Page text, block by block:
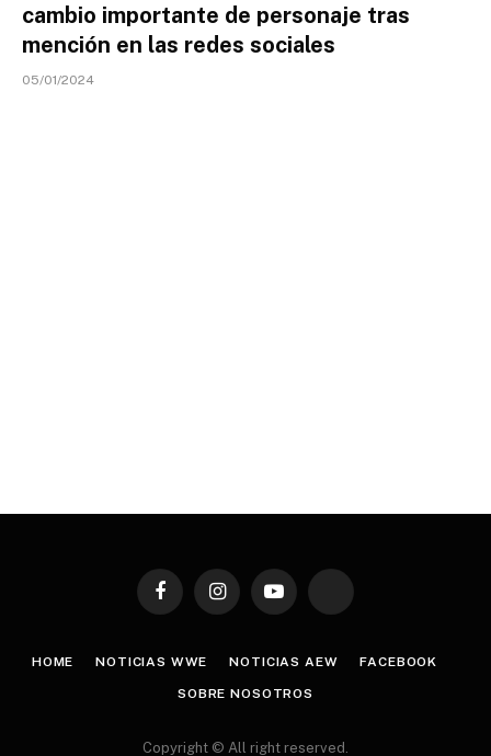
cambio importante de personaje tras
mención en las redes sociales
05/01/2024
FacebookInstagramYouTube TikTok
HOME NOTICIAS WWE NOTICIAS AEW FACEBOOK
SOBRE NOSOTROS
Copyright © All right reserved.